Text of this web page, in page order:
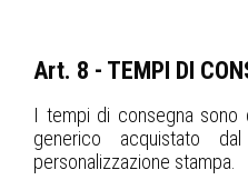
Art. 8 - TEMPI DI
I tempi di consegna sono
generico acquistato
personalizzazione stampa.